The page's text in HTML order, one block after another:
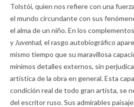
Tolstói, quien nos refiere con una
el mundo circundante con sus
el alma de un niño. En los
y Juventud, el rasgo autobiográfico
mismo tiempo que su maravillosa
mínimos detalles externos, sin
artística de la obra en general. Esta
condición real de todo gran artista, se
del escritor ruso. Sus admirables